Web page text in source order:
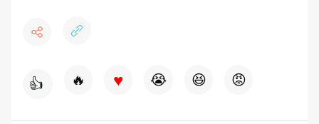
👍 🔥 ♥ 😭 😆 😡